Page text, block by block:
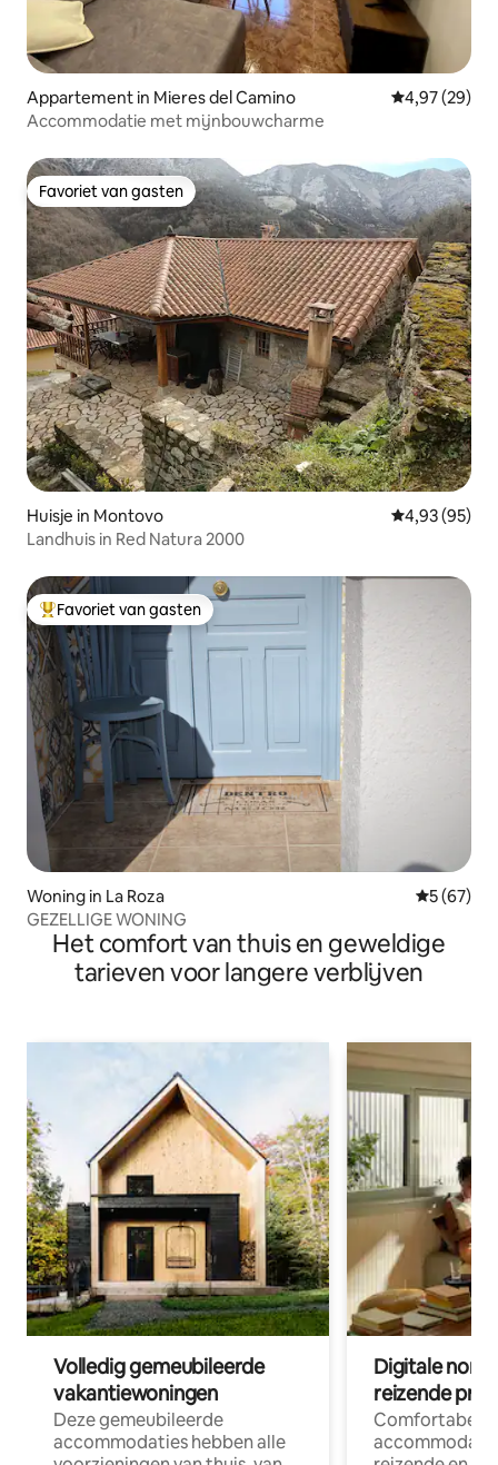
Appartement in Mieres del Camino Gemiddelde
4,97 (29)
Accommodatie met mijnbouwcharme
Favoriet van gasten
Favoriet van gasten
Huisje in Montovo Gemiddelde
4,93 (95)
Landhuis in Red Natura 2000
Topfavoriet van gasten
Favoriet van gasten
Woning in La Roza
5 (67)
GEZELLIGE WONING
Het comfort van thuis en geweldige
tarieven voor langere verblijven
Volledig gemeubileerde
vakantiewoningen
Deze gemeubileerde
accommodaties hebben alle
Digitale
reizende
Comfortabele